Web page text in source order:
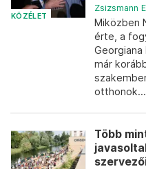
KÖZÉLET
Zsizsmann
Miközben
érte, a
már
otthonok...
Több